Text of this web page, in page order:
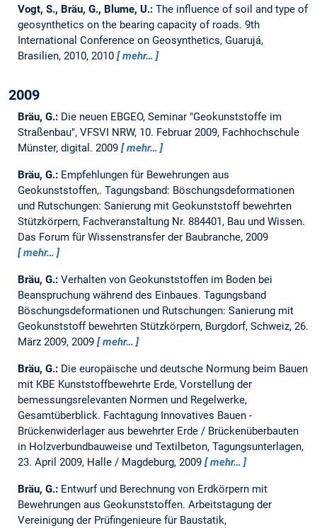
Vogt, S., Bräu, G., Blume, U.: The influence of soil and type of
geosynthetics on the bearing capacity of roads. 9th
International Conference on Geosynthetics, Guarujá,
Brasilien, 2010, 2010
mehr…
2009
Bräu, G.: Die neuen EBGEO, Seminar "Geokunststoffe im
Straßenbau", VFSVI NRW, 10. Februar 2009, Fachhochschule
Münster, digital. 2009 mehr…
Bräu, G.: Empfehlungen für Bewehrungen aus
Geokunststoffen,. Tagungsband: Böschungsdeformationen
und Rutschungen: Sanierung mit Geokunststoff bewehrten
Stützkörpern, Fachveranstaltung Nr. 884401, Bau und Wissen.
Das Forum für Wissenstransfer der Baubranche, 2009
mehr…
Bräu, G.: Verhalten von Geokunststoffen im Boden bei
Beanspruchung während des Einbaues. Tagungsband
Böschungsdeformationen und Rutschungen: Sanierung mit
Geokunststoff bewehrten Stützkörpern, Burgdorf, Schweiz, 26.
März 2009, 2009
mehr…
Bräu, G.: Die europäische und deutsche Normung beim Bauen
mit KBE Kunststoffbewehrte Erde, Vorstellung der
bemessungsrelevanten Normen und Regelwerke,
Gesamtüberblick. Fachtagung Innovatives Bauen -
Brückenwiderlager aus bewehrter Erde / Brückenüberbauten
in Holzverbundbauweise und Textilbeton, Tagungsunterlagen,
23. April 2009, Halle / Magdeburg, 2009
mehr…
Bräu, G.: Entwurf und Berechnung von Erdkörpern mit
Bewehrungen aus Geokunststoffen. Arbeitstagung der
Vereinigung der Prüfingenieure für Baustatik,